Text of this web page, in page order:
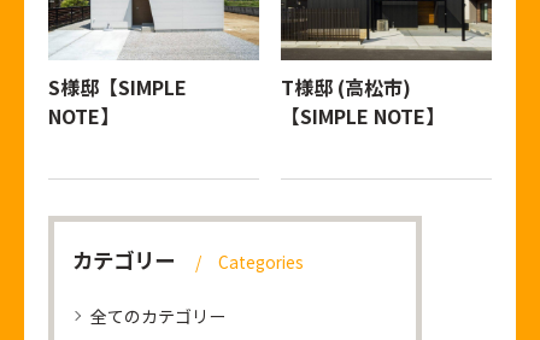
S様邸【SIMPLE
NOTE】
T様邸 (高松市)
【SIMPLE NOTE】
カテゴリー Categories
全てのカテゴリー